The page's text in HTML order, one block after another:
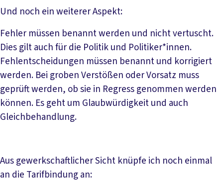
Und noch ein weiterer Aspekt:
Fehler müssen benannt werden und nicht vertuscht.
Dies gilt auch für die Politik und Politiker*innen.
Fehlentscheidungen müssen benannt und korrigiert
werden. Bei groben Verstößen oder Vorsatz muss
geprüft werden, ob sie in Regress genommen werden
können. Es geht um Glaubwürdigkeit und auch
Gleichbehandlung.
Aus gewerkschaftlicher Sicht knüpfe ich noch einmal
an die Tarifbindung an: